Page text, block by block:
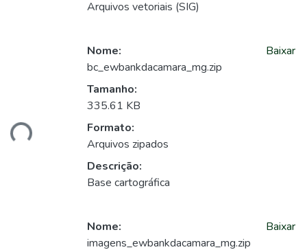
Arquivos vetoriais (SIG)
Nome:
bc_ewbankdacamara_mg.zip
Tamanho:
335.61 KB
Formato:
Arquivos zipados
Descrição:
Base cartográfica
Baixar
Nome:
imagens_ewbankdacamara_mg.zip
Baixar